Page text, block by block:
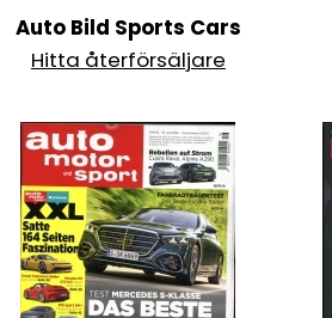
Auto Bild Sports Cars
Hitta återförsäljare